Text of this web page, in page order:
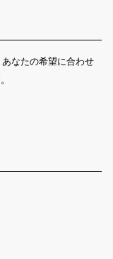
なたの希望に合わせ